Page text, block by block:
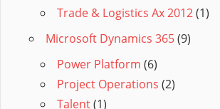
Trade & Logistics Ax 2012(1)
Microsoft Dynamics 365(9)
Power Platform (6)
Project Operations (2)
Talent(1)